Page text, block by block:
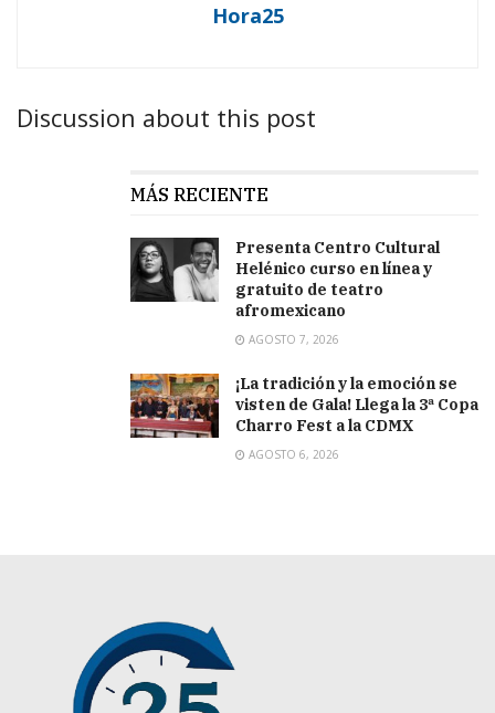
Hora25
Discussion about this post
MÁS RECIENTE
Presenta Centro Cultural
Helénico curso en línea y
gratuito de teatro
afromexicano
AGOSTO 7, 2026
¡La tradición y la emoción se
visten de Gala! Llega la 3ª Copa
Charro Fest a la CDMX
AGOSTO 6, 2026